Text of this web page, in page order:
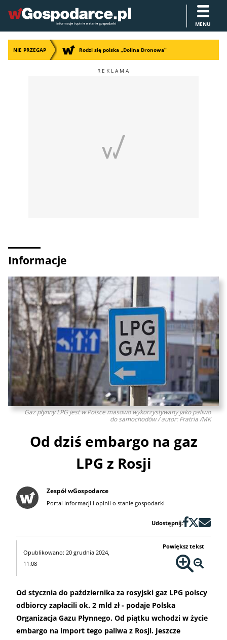
MENU
NIE PRZEGAP Rodzi się polska „Dolina Dronowa”
Informacje
Gaz płynny LPG jest w Polsce masowo wykorzystywany jako paliwo
do samochodów / autor: Fratria /MK
Od dziś embargo na gaz
LPG z Rosji
Zespół wGospodarce
Portal informacji i opinii o stanie gospodarki
Udostępnij:
Opublikowano: 20 grudnia 2024,
11:08
Powiększ tekst
Od stycznia do października za rosyjski gaz LPG polscy
odbiorcy zapłacili ok. 2 mld zł - podaje Polska
Organizacja Gazu Płynnego. Od piątku wchodzi w życie
embargo na import tego paliwa z Rosji. Jeszcze